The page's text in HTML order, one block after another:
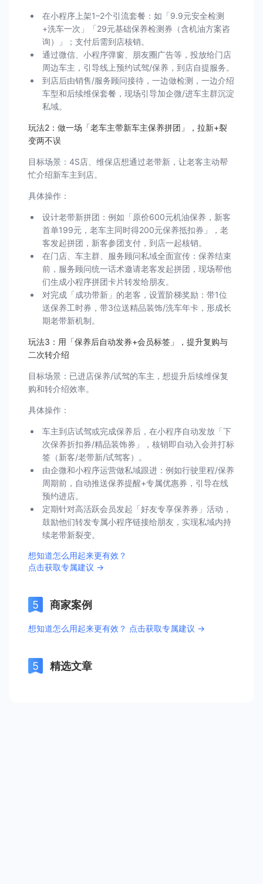
在小程序上架1–2个引流套餐：如「9.9元安全检测
+洗车一次」「29元基础保养检测券（含机油方案咨
询）」；支付后需到店核销。
通过微信、小程序弹窗、朋友圈广告等，投放给门店
周边车主，引导线上预约试驾/保养，到店自提服务。
到店后由销售/服务顾问接待，一边做检测，一边介绍
车型和后续维保套餐，现场引导加企微/进车主群沉淀
私域。
玩法2：做一场「老车主带新车主保养拼团」，拉新+裂
变两不误
目标场景：4S店、维保店想通过老带新，让老客主动帮
忙介绍新车主到店。
具体操作：
设计老带新拼团：例如「原价600元机油保养，新客
首单199元，老车主同时得200元保养抵扣券」，老
客发起拼团，新客参团支付，到店一起核销。
在门店、车主群、服务顾问私域全面宣传：保养结束
前，服务顾问统一话术邀请老客发起拼团，现场帮他
们生成小程序拼团卡片转发给朋友。
对完成「成功带新」的老客，设置阶梯奖励：带1位
送保养工时券，带3位送精品装饰/洗车年卡，形成长
期老带新机制。
玩法3：用「保养后自动发券+会员标签」，提升复购与
二次转介绍
目标场景：已进店保养/试驾的车主，想提升后续维保复
购和转介绍效率。
具体操作：
车主到店试驾或完成保养后，在小程序自动发放「下
次保养折扣券/精品装饰券」，核销即自动入会并打标
签（新客/老带新/试驾客）。
由企微和小程序运营做私域跟进：例如行驶里程/保养
周期前，自动推送保养提醒+专属优惠券，引导在线
预约进店。
定期针对高活跃会员发起「好友专享保养券」活动，
鼓励他们转发专属小程序链接给朋友，实现私域内持
续老带新裂变。
想知道怎么用起来更有效？
点击获取专属建议 →
商家案例
想知道怎么用起来更有效？ 点击获取专属建议 →
精选文章